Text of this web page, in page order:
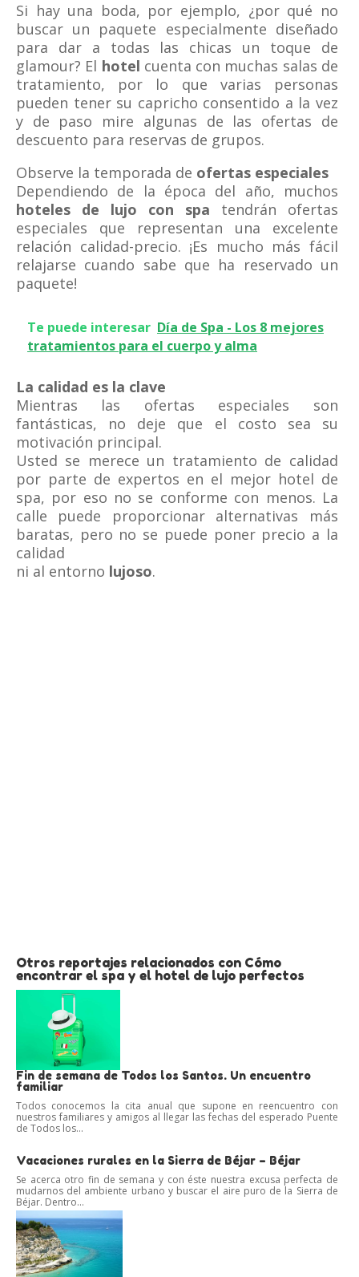
Si hay una boda, por ejemplo, ¿por qué no
buscar un paquete especialmente diseñado
para dar a todas las chicas un toque de
glamour? El hotel cuenta con muchas salas de
tratamiento, por lo que varias personas
pueden tener su capricho consentido a la vez
y de paso mire algunas de las ofertas de
descuento para reservas de grupos.
Observe la temporada de ofertas especiales
Dependiendo de la época del año, muchos
hoteles de lujo con spa tendrán ofertas
especiales que representan una excelente
relación calidad-precio. ¡Es mucho más fácil
relajarse cuando sabe que ha reservado un
paquete!
Te puede interesar Día de Spa - Los 8 mejores
tratamientos para el cuerpo y alma
La calidad es la clave
Mientras las ofertas especiales son
fantásticas, no deje que el costo sea su
motivación principal.
Usted se merece un tratamiento de calidad
por parte de expertos en el mejor hotel de
spa, por eso no se conforme con menos. La
calle puede proporcionar alternativas más
baratas, pero no se puede poner precio a la
calidad
ni al entorno lujoso.
Otros reportajes relacionados con Cómo
encontrar el spa y el hotel de lujo perfectos
Fin de semana de Todos los Santos. Un encuentro
familiar
Todos conocemos la cita anual que supone en reencuentro con
nuestros familiares y amigos al llegar las fechas del esperado Puente
de Todos los...
Vacaciones rurales en la Sierra de Béjar – Béjar
Se acerca otro fin de semana y con éste nuestra excusa perfecta de
mudarnos del ambiente urbano y buscar el aire puro de la Sierra de
Béjar. Dentro...